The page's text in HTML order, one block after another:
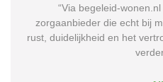
“Via begeleid-
zorgaanbieder die echt bij
rust, duidelijkheid en het